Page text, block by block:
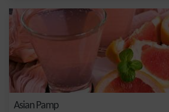
Asian Pamp